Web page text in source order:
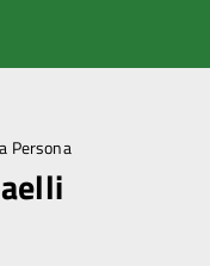
Persona